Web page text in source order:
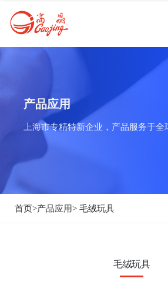
产品应用
上海市专精特新企业，产品服务于全
首页>产品应用> 毛绒玩具
毛绒玩具